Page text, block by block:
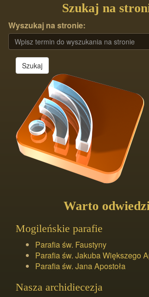
Szukaj na
Wyszukaj na stronie:
Szukaj
Warto
Mogileńskie parafie
Parafia św. Faustyny
Parafia św. Jakuba Większego
Parafia św. Jana Apostoła
Nasza archidiecezja